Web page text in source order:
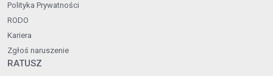
Polityka Prywatności
RODO
Kariera
Zgłoś naruszenie
RATUSZ